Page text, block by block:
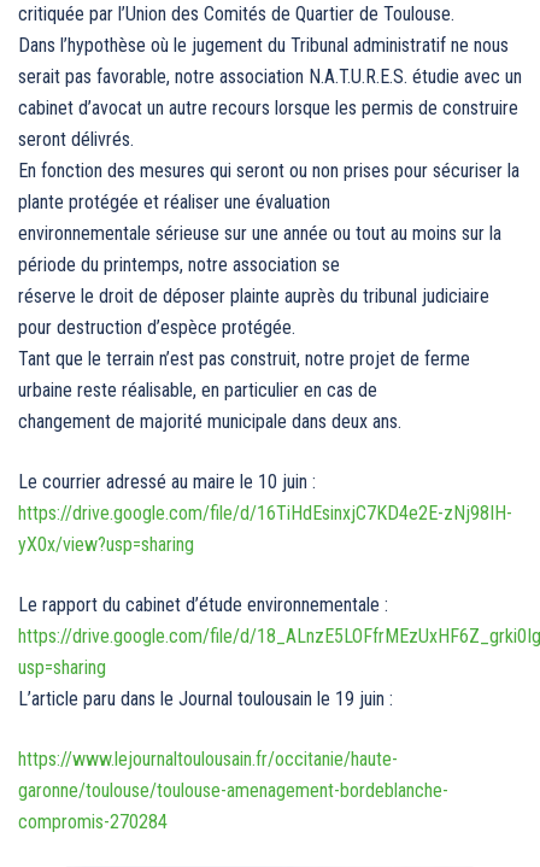
critiquée par l’Union des Comités de Quartier de Toulouse.
Dans l’hypothèse où le jugement du Tribunal administratif ne nous
serait pas favorable, notre association N.A.T.U.R.E.S. étudie avec un
cabinet d’avocat un autre recours lorsque les permis de construire
seront délivrés.
En fonction des mesures qui seront ou non prises pour sécuriser la
plante protégée et réaliser une évaluation
environnementale sérieuse sur une année ou tout au moins sur la
période du printemps, notre association se
réserve le droit de déposer plainte auprès du tribunal judiciaire
pour destruction d’espèce protégée.
Tant que le terrain n’est pas construit, notre projet de ferme
urbaine reste réalisable, en particulier en cas de
changement de majorité municipale dans deux ans.
Le courrier adressé au maire le 10 juin :
https://drive.google.com/file/d/16TiHdEsinxjC7KD4e2E-zNj98IH-
yX0x/view?usp=sharing
Le rapport du cabinet d’étude environnementale :
https://drive.google.com/file/d/
usp=sharing
L’article paru dans le Journal toulousain le 19 juin :
https://www.lejournaltoulousain.fr/occitanie/haute-
garonne/toulouse/toulouse-amenagement-bordeblanche-
compromis-270284